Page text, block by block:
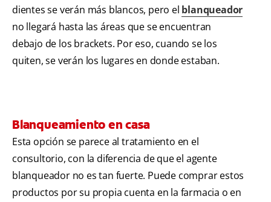
dientes se verán más blancos, pero el blanqueador
no llegará hasta las áreas que se encuentran
debajo de los brackets. Por eso, cuando se los
quiten, se verán los lugares en donde estaban.
Blanqueamiento en casa
Esta opción se parece al tratamiento en el
consultorio, con la diferencia de que el agente
blanqueador no es tan fuerte. Puede comprar estos
productos por su propia cuenta en la farmacia o en